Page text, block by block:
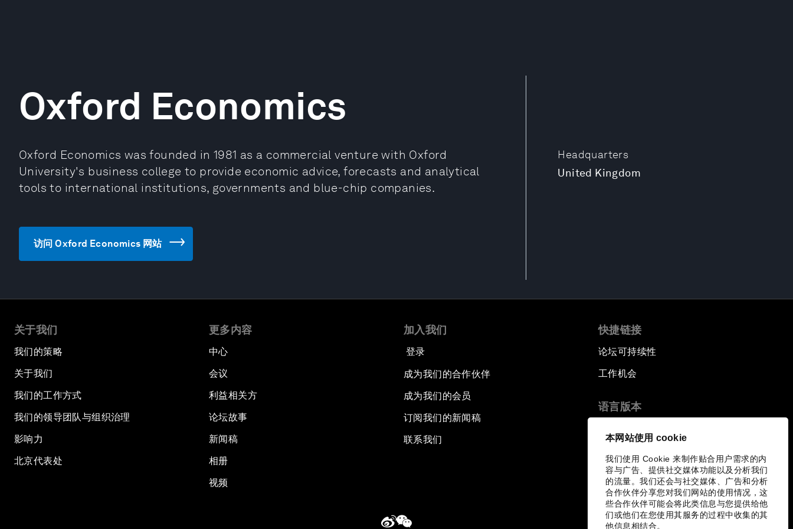
本网站使用 cookie
我们使用 Cookie 来制作贴合用户需求的内
容与广告、提供社交媒体功能以及分析我们
的流量。我们还会与社交媒体、广告和分析
合作伙伴分享您对我们网站的使用情况，这
些合作伙伴可能会将此类信息与您提供给他
们或他们在您使用其服务的过程中收集的其
他信息相结合。
Headquarters
United Kingdom
Oxford Economics
Oxford Economics was founded in 1981 as a commercial venture with Oxford
University's business college to provide economic advice, forecasts and analytical
tools to international institutions, governments and blue-chip companies.
访问 Oxford Economics 网站
关于我们
我们的策略
关于我们
我们的工作方式
我们的领导团队与组织治理
影响力
北京代表处
更多内容
中心
会议
利益相关方
论坛故事
新闻稿
相册
视频
加入我们
登录
成为我们的合作伙伴
成为我们的会员
订阅我们的新闻稿
联系我们
快捷链接
论坛可持续性
工作机会
语言版本